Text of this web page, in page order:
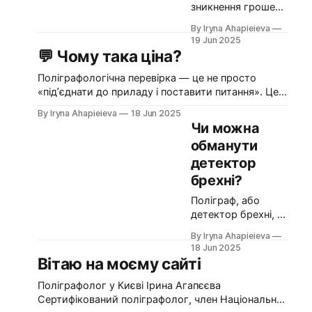
зникнення грошей,
проблеми з дітьми
призводить до
глибокої недовіри
лише перевірка на
поліграфі може
пролити світло на
правду. ❓ Але чи
завжди це —
правильне
рішення? 🔹 Коли
поліграф справді
допомагає: * Ви
обоє зацікавлені у
правді, а не в
By Iryna Ahapieieva
19 Jun 2025
💬 Чому така ціна?
Поліграфологічна перевірка — це не просто
«під’єднати до приладу і поставити питання». Це
включає декілька важливих етапів: 🔹 Попередня
бесіда. Спершу проводиться інтерв’ю з
ініціатором перевірки (чи замовником), аби
з’ясувати деталі ситуації, правильно визначити
цілі дослідження та уникнути упередженості. 🔹
Підготовка тесту. На основі отриманої
By Iryna Ahapieieva 18 Jun 2025
Чи можна
обманути
детектор
брехні?
Поліграф, або
детектор брехні, —
інструмент, який
широко
використовують
для перевірки
достовірності
By Iryna Ahapieieva
18 Jun 2025
Вітаю на моєму сайті
Поліграфолог у Києві Ірина Агапєєва
Сертифікований поліграфолог, член Національної